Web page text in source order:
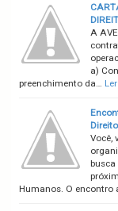
A
a)
preenchimento da…
Você,
busca
Humanos. O encontro